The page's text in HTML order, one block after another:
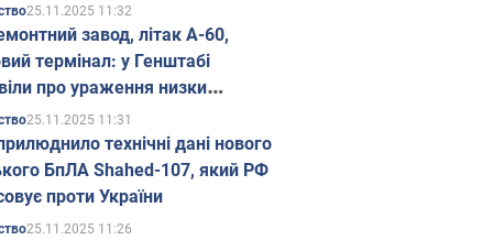
25.11.2025 11:32
завод, літак А-60,
термінал: у Генштабі
про ураження низки
об'єктів Росії
25.11.2025 11:31
технічні дані нового
БпЛА Shahed-107, який РФ
проти України
25.11.2025 11:26